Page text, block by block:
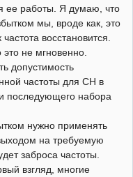
ее работы. Я думаю, что
мы, вроде как, это
восстановится.
не мгновенно.
допустимость
частоты для СН в
последующего набора
нужно применять
на требуемую
заброса частоты.
взгляд, многие